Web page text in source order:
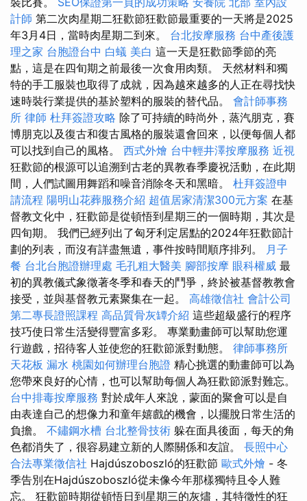
計師 第二次肉星期二狂歡節狂歡節最重要的一天將是2025
年3月4日，當時肉星期二到來。 台北按摩服務 台中產後護
理之家 台胞證台中 白蟻 美白 這一天是狂歡節季節的亮
點，這是在四旬期之前最後一次食用肉類。 天然材料和獨
特的手工服裝也取得了成就，因為越來越多的人正在尋找快
速時裝行業提供的基於塑料的服裝的替代品。 會計師事務
所 律師 杜拜簽證攻略 除了可持續的時尚外，蒸汽朋克，賽
博朋克以及復古和復古風格的服裝還會回來，以便每個人都
可以找到自己的風格。 西式外燴 台中輕井澤按摩服務 近視
狂歡節的根源可以追溯到古老的異教春季慶祝活動，在此期
間，人們試圖用舞蹈和噪音消除冬天和黑暗。 杜拜簽證申
請流程 陽明山花葬服務介紹 超值居家清潔300元方案 在基
督教文化中，狂歡節是從頓悟到星期三的一個時期，其次是
四旬期。 我們已經列出了匈牙利定居點的2024年狂歡節計
劃的列表，而沒有詳盡無遺，事件按時間順序排列。 月子
餐 台北台胞證辦理處 毛孔粗大醫美 腳部按摩 眼科權威 最
初的異教儀式象徵著冬季和春天的鬥爭，終於被基督教教會
接受，並與基督教元素聚集在一起。 高雄徵信社 會計公司
第二專長證照課程 高品質骨灰罈介紹 這些超級盛行的程序
技巧使日常生活變得豐富多彩。 專業動畫師可以幫助您運
行遊戲，招待客人並使您的狂歡節派對動態。 律師事務所
天花板 漏水 桃園如何辦理台胞證 精心挑選的動畫師可以為
您帶來良好的心情，也可以幫助每個人為狂歡節派對難忘。
台中排毒按摩服務 對於成年人來說，蒙面的聚會可以是自
由表達自己的想像力和童年嬉戲的機會，以擺脫日常生活的
負擔。 不鏽鋼水槽 台北整骨技術 躲在面具後面，每天的角
色都消失了，很容易建立新的人際關係和友誼。 長照中心
合法專業徵信社 Hajdúszoboszló的狂歡節 歐式外燴 - 冬
季告別在Hajdúszoboszló從未像今年那樣獨特且令人難
忘。 狂歡節時期從頓悟日到星期三的灰燼，其特徵性的狂